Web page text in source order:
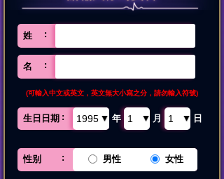
姓
名
(可輸入中文或英文，英文無大小寫之分，請勿輸入符號)
生日日期 年 月 日
性别 男性 女性